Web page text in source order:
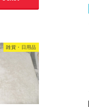
雑貨・日用品